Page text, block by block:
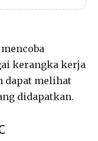
kerangka kerja
dapat melihat
didapatkan.